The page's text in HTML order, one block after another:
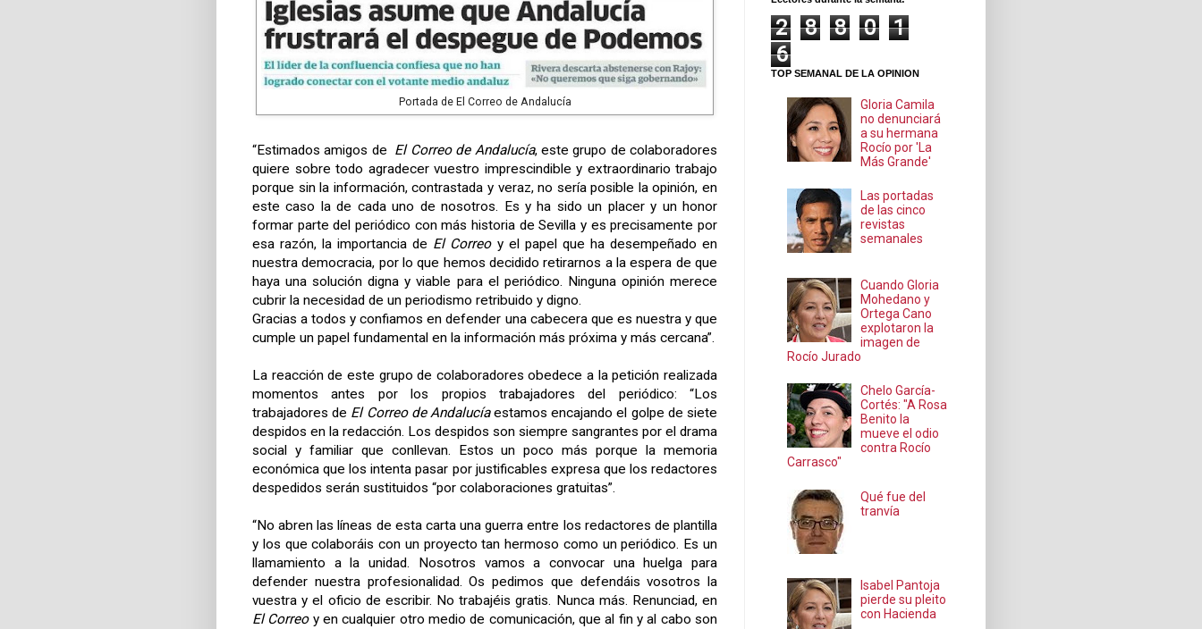
Portada de El Correo de Andalucía
“Estimados amigos de El Correo de Andalucía, este grupo de colaboradores
quiere sobre todo agradecer vuestro imprescindible y extraordinario trabajo
porque sin la información, contrastada y veraz, no sería posible la opinión, en
este caso la de cada uno de nosotros. Es y ha sido un placer y un honor
formar parte del periódico con más historia de Sevilla y es precisamente por
esa razón, la importancia de El Correoy el papel que ha desempeñado en
nuestra democracia, por lo que hemos decidido retirarnos a la espera de que
haya una solución digna y viable para el periódico. Ninguna opinión merece
cubrir la necesidad de un periodismo retribuido y digno.
Gracias a todos y confiamos en defender una cabecera que es nuestra y que
cumple un papel fundamental en la información más próxima y más cercana”.
La reacción de este grupo de colaboradores obedece a la petición realizada
momentos antes por los propios trabajadores del periódico: “Los
trabajadores de El Correo de Andalucíaestamos encajando el golpe de siete
despidos en la redacción. Los despidos son siempre sangrantes por el drama
social y familiar que conllevan. Estos un poco más porque la memoria
económica que los intenta pasar por justificables expresa que los redactores
despedidos serán sustituidos “por colaboraciones gratuitas”.
“No abren las líneas de esta carta una guerra entre los redactores de plantilla
y los que colaboráis con un proyecto tan hermoso como un periódico. Es un
llamamiento a la unidad. Nosotros vamos a convocar una huelga para
defender nuestra profesionalidad. Os pedimos que defendáis vosotros la
vuestra y el oficio de escribir. No trabajéis gratis. Nunca más. Renunciad, en
El Correoy en cualquier otro medio de comunicación, que al fin y al cabo son
2 8 8 0
1
6
TOP SEMANAL DE LA OPINION
Gloria Camila
no denunciará
a su hermana
Rocío por 'La
Más Grande'
Las portadas
de las cinco
revistas
semanales
Cuando Gloria
Mohedano y
Ortega Cano
explotaron la
imagen de
Rocío Jurado
Chelo García-
Cortés: "A Rosa
Benito la
mueve el odio
contra Rocío
Carrasco"
Qué fue del
tranvía
Isabel Pantoja
pierde su pleito
con Hacienda